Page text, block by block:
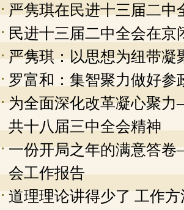
严隽琪在民进十三届二中
民进十三届二中全会在京
严隽琪：以思想为纽带凝
罗富和：集智聚力做好参
为全面深化改革凝心聚
共十八届三中全会精神
一份开局之年的满意答
会工作报告
道理理论讲得少了 工作